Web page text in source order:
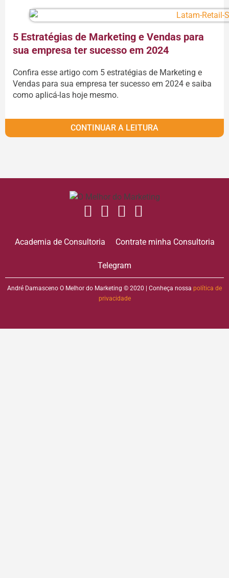
5 Estratégias de Marketing e Vendas para
sua empresa ter sucesso em 2024
Confira esse artigo com 5 estratégias de Marketing e
Vendas para sua empresa ter sucesso em 2024 e saiba
como aplicá-las hoje mesmo.
CONTINUAR A LEITURA
Academia de Consultoria Contrate minha Consultoria
Telegram
André Damasceno O Melhor do Marketing © 2020 | Conheça nossa política de
privacidade